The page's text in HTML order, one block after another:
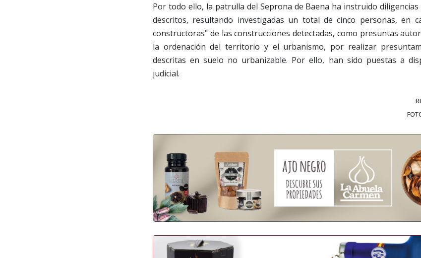
Por todo ello, la patrulla del Seprona de Baena ha instruido
descritos, resultando investigadas un total de cinco personas, en
constructoras" de las construcciones detectadas, como presuntas
la ordenación del territorio y el urbanismo, por realizar
descritas en suelo no urbanizable. Por ello, han sido puestas a
judicial.